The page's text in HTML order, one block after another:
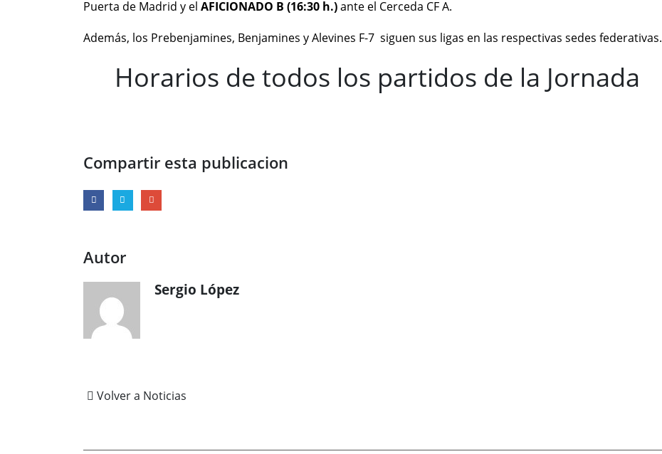
Puerta de Madrid y el AFICIONADO B (16:30 h.)ante el Cerceda CF A.
Además, los Prebenjamines, Benjamines y Alevines F-7 siguen sus ligas en las respectivas sedes federativas.
Horarios de todos los partidos de la Jornada
Compartir esta publicacion
Autor
Sergio López
Volver a Noticias